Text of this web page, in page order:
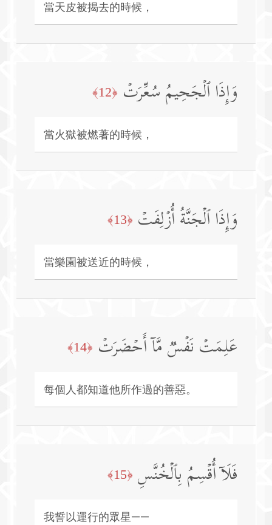
當天皮被揭去的時候，
وَإِذَا ٱلۡجَحِیمُ سُعِّرَتۡ ﴿12﴾
當火獄被燃著的時候，
وَإِذَا ٱلۡجَنَّةُ أُزۡلِفَتۡ ﴿13﴾
當樂園被送近的時候，
عَلِمَتۡ نَفۡسࣱ مَّاۤ أَحۡضَرَتۡ ﴿14﴾
每個人都知道他所作過的善惡。
فَلَاۤ أُقۡسِمُ بِٱلۡخُنَّسِ ﴿15﴾
我誓以運行的眾星——